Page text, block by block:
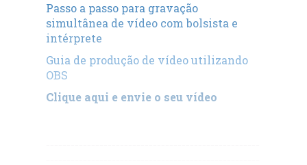
Passo a passo para gravação
simultânea de vídeo com bolsista e
intérprete
Guia de produção de vídeo utilizando
OBS
Clique aqui e envie o seu vídeo